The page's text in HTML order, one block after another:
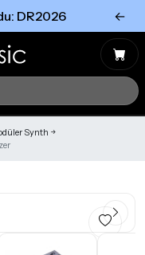
DR2026 ←
Synth
Tümünü Gör
Tümünü gör